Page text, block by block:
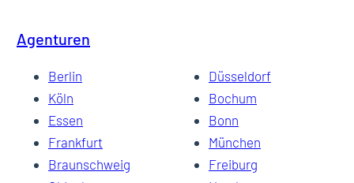
Agenturen
Berlin
Düsseldorf
Köln
Bochum
Essen
Bonn
Frankfurt
München
Braunschweig
Freiburg